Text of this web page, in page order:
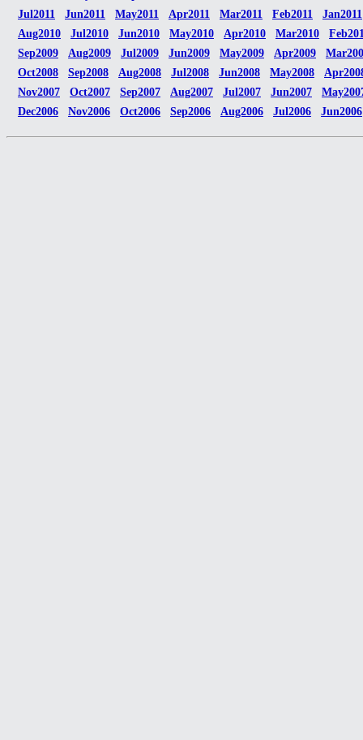
Jul2011
Jun2011 May2011 Apr2011 Mar2011 Feb2011
Jan2011
Aug2010
Jul2010 Jun2010 May2010 Apr2010 Mar2010
Sep2009
Aug2009 Jul2009 Jun2009 May2009 Apr2009
Oct2008
Sep2008 Aug2008 Jul2008 Jun2008 May2008
Nov2007
Oct2007 Sep2007 Aug2007 Jul2007 Jun2007
Dec2006
Nov2006 Oct2006 Sep2006 Aug2006 Jul2006 Jun2006